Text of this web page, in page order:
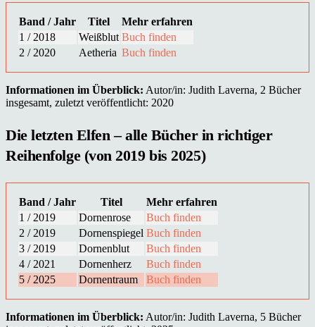
Band / Jahr Titel
Mehr erfahren
1 / 2018
Weißblut Buch finden
2 / 2020
Aetheria Buch finden
Informationen im Überblick: Autor/in: Judith Laverna, 2 Bücher
insgesamt, zuletzt veröffentlicht: 2020
Die letzten Elfen – alle Bücher in richtiger
Reihenfolge (von 2019 bis 2025)
Band / Jahr Titel
Mehr erfahren
1 / 2019
Dornenrose
Buch finden
2 / 2019
Dornenspiegel Buch finden
3 / 2019
Dornenblut
Buch finden
4 / 2021
Dornenherz
Buch finden
5 / 2025
Dornentraum Buch finden
Informationen im Überblick: Autor/in: Judith Laverna, 5 Bücher